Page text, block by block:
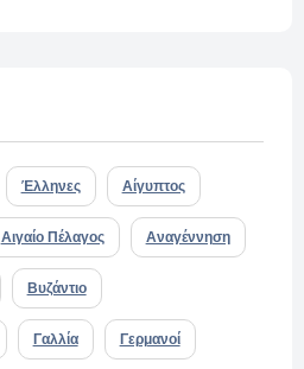
Έλληνες Αίγυπτος
Αιγαίο Πέλαγος Αναγέννηση
Βυζάντιο
Γαλλία Γερμανοί